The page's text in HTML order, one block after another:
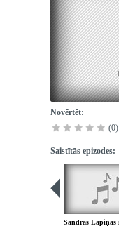
Novērtēt:
(0)
Saistītās epizodes: